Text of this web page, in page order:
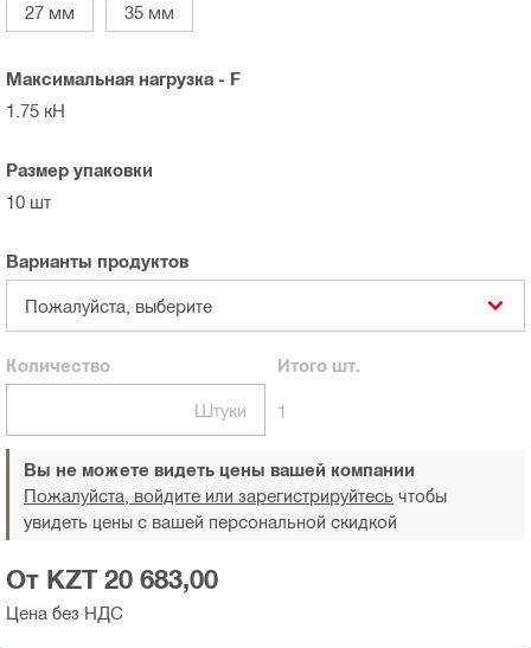
27 мм
35 мм
Максимальная нагрузка - F
1.75 кН
Размер упаковки
10 шт
Варианты продуктов
Пожалуйста, выберите
Количество
Штуки
Итого шт.
1
Вы не можете видеть цены вашей компании
Пожалуйста, войдите или зарегистрируйтесь чтобы
увидеть цены с вашей персональной скидкой
Цена без НДС
От KZT 20 683,00